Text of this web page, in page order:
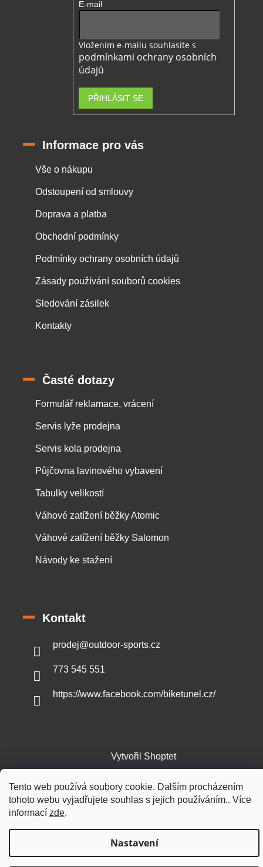
Tento web používá soubory cookie. Dalším procházením
tohoto webu vyjadřujete souhlas s jejich používáním.. Více
informací zde.
Nastavení
E-mail
Vložením e-mailu souhlasíte s
podmínkami ochrany osobních
údajů
PŘIHLÁSIT SE
Informace pro vás
Vše o nákupu
Odstoupení od smlouvy
Doprava a platba
Obchodní podmínky
Podmínky ochrany osobních údajů
Zásady používání souborů cookies
Sledování zásilek
Kontakty
Časté dotazy
Formulář reklamace, vrácení
Servis lyže prodejna
Servis kola prodejna
Půjčovna lavinového vybavení
Tabulky velikostí
Váhové zatížení běžky Atomic
Váhové zatížení běžky Salomon
Návody ke stažení
Kontakt
prodej@outdoor-sports.cz
773 545 551
https://www.facebook.com/biketunel.cz/
Vytvořil Shoptet
Copyright 2026Outdoor-sports.cz. Všechna práva vyhrazena.